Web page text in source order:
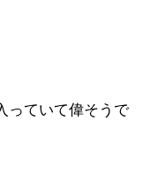
っていて偉そうで